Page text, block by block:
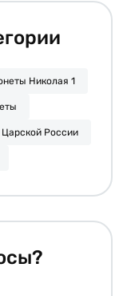
Николая 1
Царской России